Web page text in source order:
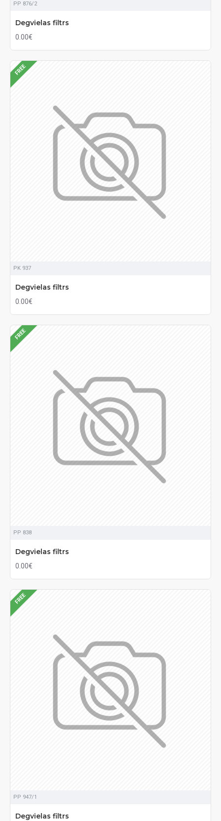
PP 876/2
Degvielas filtrs
0.00€
FREE
PK 937
Degvielas filtrs
0.00€
FREE
PP 838
Degvielas filtrs
0.00€
FREE
PP 947/1
Degvielas filtrs